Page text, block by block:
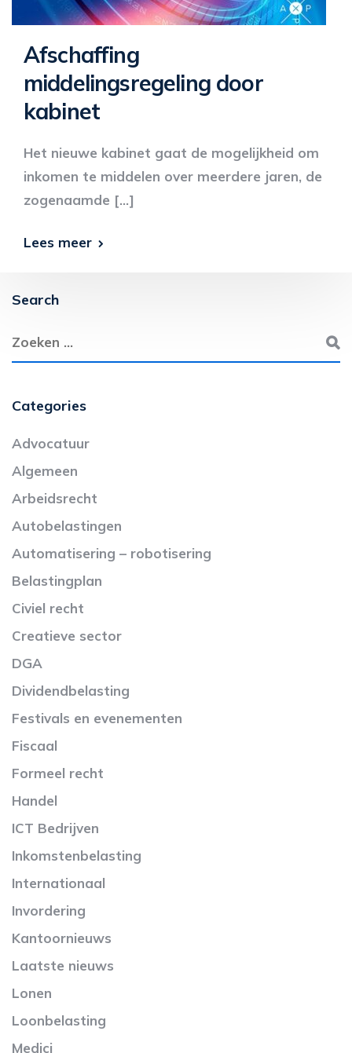
Afschaffing
middelingsregeling door
kabinet
Het nieuwe kabinet gaat de mogelijkheid om
inkomen te middelen over meerdere jaren, de
zogenaamde […]
Lees meer
Search
Categories
Advocatuur
Algemeen
Arbeidsrecht
Autobelastingen
Automatisering – robotisering
Belastingplan
Civiel recht
Creatieve sector
DGA
Dividendbelasting
Festivals en evenementen
Fiscaal
Formeel recht
Handel
ICT Bedrijven
Inkomstenbelasting
Internationaal
Invordering
Kantoornieuws
Laatste nieuws
Lonen
Loonbelasting
Medici